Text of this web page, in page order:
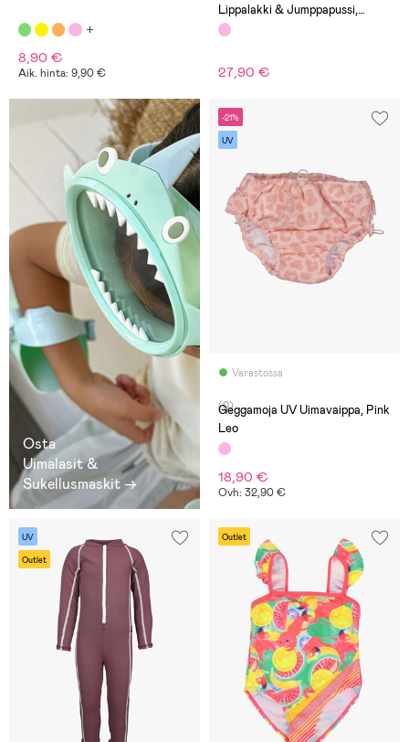
8,90 €
Aik. hinta: 9,90 €
Lippalakki & Jumppapussi,
Vaaleanpunainen
27,90 €
Osta
Uimalasit &
Sukellusmaskit →
-21%
UV
Varastossa
(0)
Geggamoja UV Uimavaippa, Pink
Leo
18,90 €
Ovh: 32,90 €
UV
Outlet
Outlet